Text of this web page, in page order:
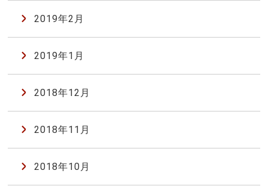
2019年2月
2019年1月
2018年12月
2018年11月
2018年10月